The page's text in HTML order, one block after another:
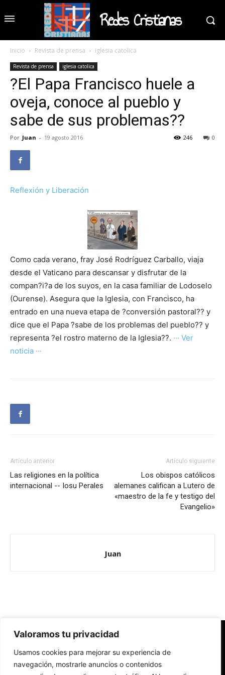
Valoramos tu privacidad
Usamos cookies para mejorar su experiencia de
navegación, mostrarle anuncios o contenidos
Redes Cristianas
Inicio Revista de prensa iglesia catolica
Revista de prensa iglesia catolica
?El Papa Francisco huele a
oveja, conoce al pueblo y
sabe de sus problemas??
Por Juan - 19 agosto 2016 0
246
Reflexión y Liberación
Como cada verano, fray José Rodríguez Carballo, viaja
desde el Vaticano para descansar y disfrutar de la
compan?i?a de los suyos, en la casa familiar de Lodoselo
(Ourense). Asegura que la Iglesia, con Francisco, ha
entrado en una nueva etapa de ?conversión pastoral?? y
dice que el Papa ?sabe de los problemas del pueblo?? y
representa ?el rostro materno de la Iglesia??. ··· Ver
noticia ···
Artículo anterior
Las religiones en la política
internacional -- Iosu Perales
Artículo siguiente
Los obispos católicos
alemanes califican a Lutero de
«maestro de la fe y testigo del
Evangelio»
Juan
Redes Cristianas
Una mirada alternativa sobre la Iglesia católica y la sociedad
- Colectivos de Redes Cristianas